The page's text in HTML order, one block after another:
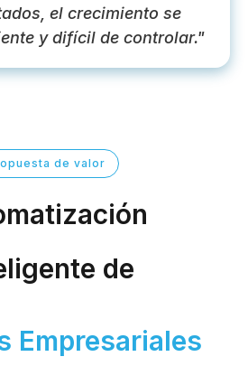
el crecimiento se
y difícil de controlar."
de valor
de
Empresariales